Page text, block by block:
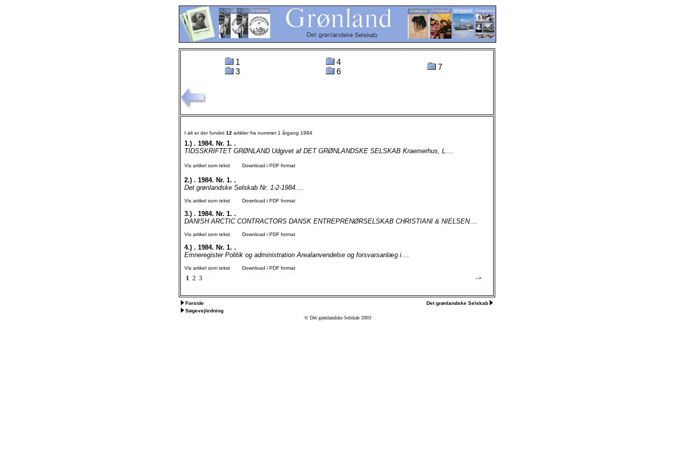
1
3
4
6
7
I alt er der fundet 12 artikler fra nummer 1 årgang 1984
1.) . 1984. Nr. 1. .
TIDSSKRIFTET GRØNLAND Udgivet af DET GRØNLANDSKE SELSKAB Kraemerhus, L....
Vis artikel som tekst Download i PDF format
2.) . 1984. Nr. 1. .
Det grønlandske Selskab Nr. 1-2-1984....
Vis artikel som tekst Download i PDF format
3.) . 1984. Nr. 1. .
DANISH ARCTIC CONTRACTORS DANSK ENTREPRENØRSELSKAB CHRISTIANI & NIELSEN....
Vis artikel som tekst Download i PDF format
4.) . 1984. Nr. 1. .
Emneregister Politik og administration Arealanvendelse og forsvarsanlæg i....
Vis artikel som tekst Download i PDF format
1 2 3 -->
Forside
Det grønlandske Selskab
Søgevejledning
© Det grønlandske Selskab 2003